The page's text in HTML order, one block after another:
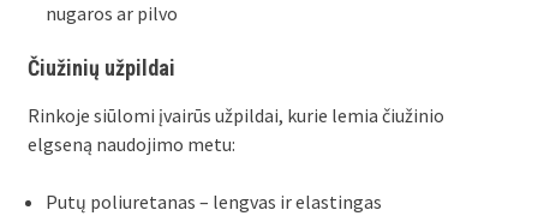
nugaros ar pilvo
Čiužinių užpildai
Rinkoje siūlomi įvairūs užpildai, kurie lemia čiužinio
elgseną naudojimo metu:
Putų poliuretanas – lengvas ir elastingas